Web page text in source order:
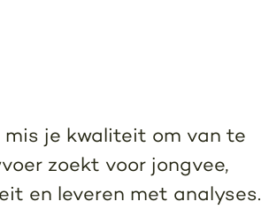
je kwaliteit om van te
zoekt voor jongvee,
en leveren met analyses.